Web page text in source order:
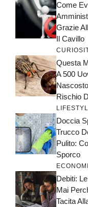
Come
Grazie
Il Cavillo
Questa
A 500
Rischio
Doccia
Trucco
Pulito:
Sporco
Debiti:
Mai
Tacita